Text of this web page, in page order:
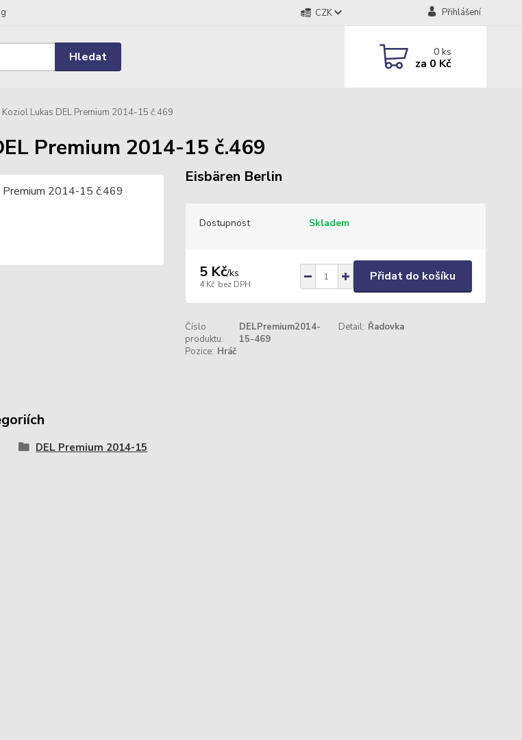
CZK Přihlášení
Hledat 0ks
za 0 Kč
Koziol Lukas DEL Premium 2014-15 č.469
Premium 2014-15 č.469
Eisbären Berlin
Dostupnost Skladem
5 Kč/ks
4 Kč bez DPH
Přidat do košíku
Číslo
produktu:
DELPremium2014-
15-469
Detail: Řadovka
Pozice: Hráč
DEL Premium 2014-15